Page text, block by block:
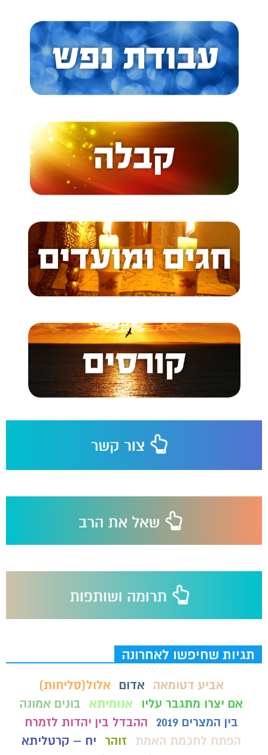
תגיות שחיפשו לאחרונה
אביע דטומאה אדום
אלול(סליחות)
אם יצרו מתגבר עליו
אנומיתא
בונים אמונה
בין המצרים 2019
ההבדל בין יהדות לזמרח
הפתח לחכמת האמת זוהר
יח – קרטליתא